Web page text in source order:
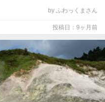
by ふわっくまさん
投稿日：9ヶ月前